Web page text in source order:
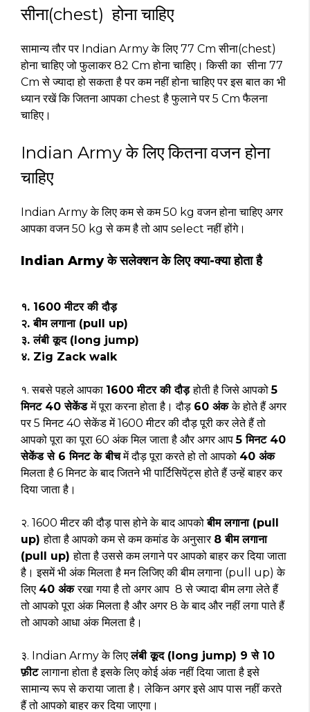
सीना(chest) होना चाहिए
सामान्य तौर पर Indian Army के लिए 77 Cm सीना(chest)
होना चाहिए जो फुलाकर 82 Cm होना चाहिए। किसी का सीना 77
Cm से ज्यादा हो सकता है पर कम नहीं होना चाहिए पर इस बात का भी
ध्यान रखें कि जितना आपका chest है फुलाने पर 5 Cm फैलना
चाहिए।
Indian Army के लिए कितना वजन होना
चाहिए
Indian Army के लिए कम से कम 50 kg वजन होना चाहिए अगर
आपका वजन 50 kg से कम है तो आप select नहीं होंगे।
Indian Army के सलेक्शन के लिए क्या-क्या होता है
१. 1600 मीटर की दौड़
२. बीम लगाना (pull up)
३. लंबी कूद (long jump)
४. Zig Zack walk
१. सबसे पहले आपका 1600 मीटर की दौड़होती है जिसे आपको5
मिनट 40 सेकेंडमें पूरा करना होता है। दौड़ 60 अंकके होते हैं अगर
पर 5 मिनट 40 सेकेंड में 1600 मीटर की दौड़ पूरी कर लेते हैं तो
आपको पूरा का पूरा 60 अंक मिल जाता है और अगर आप5 मिनट 40
सेकेंड से 6 मिनट के बीचमें दौड़ पूरा करते हो तो आपको 40 अंक
मिलता है 6 मिनट के बाद जितने भी पार्टिसिपेंट्स होते हैं उन्हें बाहर कर
दिया जाता है।
२. 1600 मीटर की दौड़ पास होने के बाद आपकोबीम लगाना (pull
up)होता है आपको कम से कम कमांड के अनुसार 8 बीम लगाना
(pull up)होता है उससे कम लगाने पर आपको बाहर कर दिया जाता
है। इसमें भी अंक मिलता है मन लिजिए की बीम लगाना (pull up) के
लिए 40 अंकरखा गया है तो अगर आप 8 से ज्यादा बीम लगा लेते हैं
तो आपको पूरा अंक मिलता है और अगर 8 के बाद और नहीं लगा पाते हैं
तो आपको आधा अंक मिलता है।
३. Indian Army के लिएलंबी कूद (long jump) 9 से 10
फ़ीटलागाना होता है इसके लिए कोई अंक नहीं दिया जाता है इसे
सामान्य रूप से कराया जाता है। लेकिन अगर इसे आप पास नहीं करते
हैं तो आपको बाहर कर दिया जाएगा।